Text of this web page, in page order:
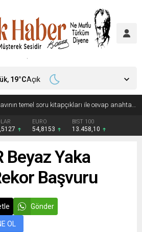
YÖKDİL/2 sınavının temel soru kitapçıkları ile cevap anahtarları yayımlandı
EURO
54,8153
BIST 100
13.458,10
19°CAçık
Beyaz Yaka
Başvuru
Gönder
OL